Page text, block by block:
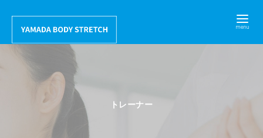
テ
トレーナー